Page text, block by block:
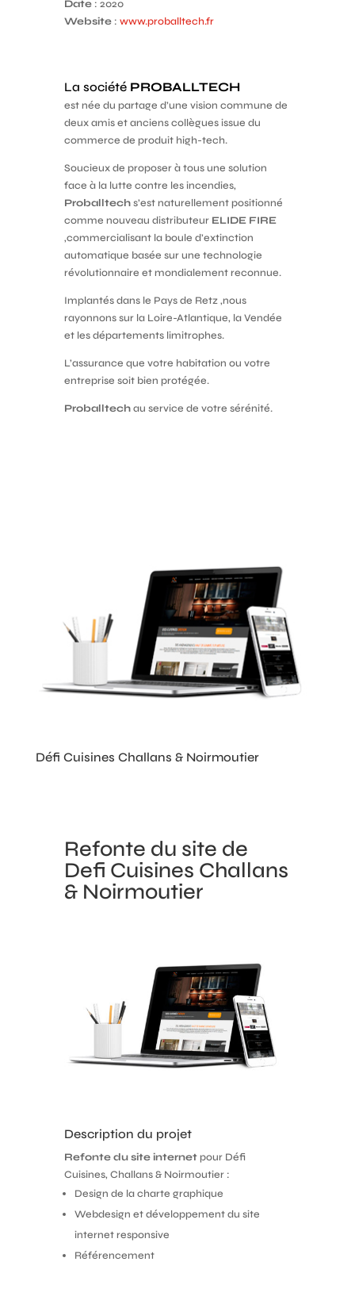
Date : 2020
Website: www.proballtech.fr
La société PROBALLTECH
est née du partage d’une vision commune de
deux amis et anciens collègues issue du
commerce de produit high-tech.
Soucieux de proposer à tous une solution
face à la lutte contre les incendies,
Proballtechs’est naturellement positionné
comme nouveau distributeur ELIDE FIRE
,commercialisant la boule d’extinction
automatique basée sur une technologie
révolutionnaire et mondialement reconnue.
Implantés dans le Pays de Retz ,nous
rayonnons sur la Loire-Atlantique, la Vendée
et les départements limitrophes.
L’assurance que votre habitation ou votre
entreprise soit bien protégée.
Proballtechau service de votre sérénité.
Défi Cuisines Challans & Noirmoutier
Refonte du site de
Defi Cuisines Challans
& Noirmoutier
Description du projet
Refonte du site internetpour Défi
Cuisines, Challans & Noirmoutier :
Design de la charte graphique
Webdesign et développement du site
internet responsive
Référencement